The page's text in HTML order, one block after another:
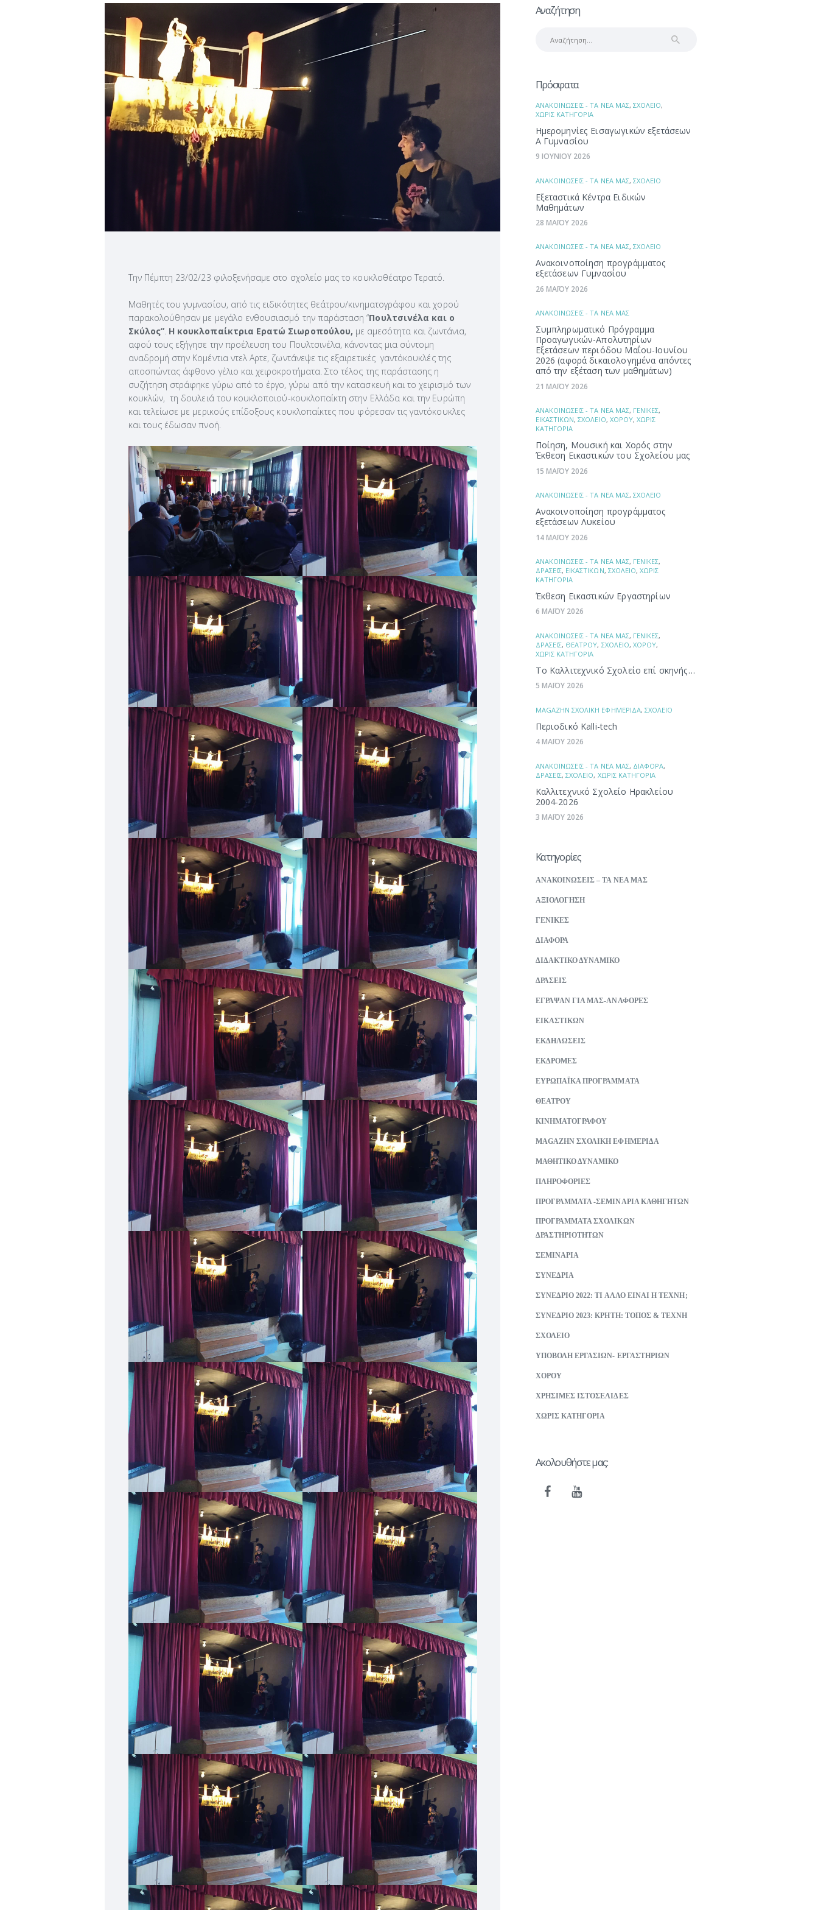
Την Πέμπτη 23/02/23 φιλοξενήσαμε στο σχολείο μας το κουκλοθέατρο Τερατό.
Μαθητές του γυμνασίου, από τις ειδικότητες θεάτρου/κινηματογράφου και χορού
παρακολούθησαν με μεγάλο ενθουσιασμό την παράσταση “Πουλτσινέλα και ο
Σκύλος”. Η κουκλοπαίκτρια Ερατώ Σιωροπούλου, με αμεσότητα και ζωντάνια,
αφού τους εξήγησε την προέλευση του Πουλτσινέλα, κάνοντας μια σύντομη
αναδρομή στην Κομέντια ντελ Αρτε, ζωντάνεψε τις εξαιρετικές γαντόκουκλές της
αποσπώντας άφθονο γέλιο και χειροκροτήματα. Στο τέλος της παράστασης η
συζήτηση στράφηκε γύρω από το έργο, γύρω από την κατασκευή και το χειρισμό των
κουκλών, τη δουλειά του κουκλοποιού-κουκλοπαίκτη στην Ελλάδα και την Ευρώπη
και τελείωσε με μερικούς επίδοξους κουκλοπαίκτες που φόρεσαν τις γαντόκουκλες
και τους έδωσαν πνοή.
Αναζήτηση
Πρόσφατα
ΑΝΑΚΟΙΝΩΣΕΙΣ - ΤΑ ΝΕΑ ΜΑΣ,ΣΧΟΛΕΙΟ,
ΧΩΡΙΣ ΚΑΤΗΓΟΡΙΑ
Ημερομηνίες Εισαγωγικών εξετάσεων
Α Γυμνασίου
9 ΙΟΥΝΙΟΥ 2026
ΑΝΑΚΟΙΝΩΣΕΙΣ - ΤΑ ΝΕΑ ΜΑΣ,ΣΧΟΛΕΙΟ
Εξεταστικά Κέντρα Ειδικών
Μαθημάτων
28 ΜΑΪΟΥ 2026
ΑΝΑΚΟΙΝΩΣΕΙΣ - ΤΑ ΝΕΑ ΜΑΣ,ΣΧΟΛΕΙΟ
Ανακοινοποίηση προγράμματος
εξετάσεων Γυμνασίου
26 ΜΑΪΟΥ 2026
ΑΝΑΚΟΙΝΩΣΕΙΣ - ΤΑ ΝΕΑ ΜΑΣ
Συμπληρωματικό Πρόγραμμα
Προαγωγικών-Απολυτηρίων
Εξετάσεων περιόδου Μαΐου-Ιουνίου
2026 (αφορά δικαιολογημένα απόντες
από την εξέταση των μαθημάτων)
21 ΜΑΪΟΥ 2026
ΑΝΑΚΟΙΝΩΣΕΙΣ - ΤΑ ΝΕΑ ΜΑΣ, ΓΕΝΙΚΕΣ,
ΕΙΚΑΣΤΙΚΩΝ,ΣΧΟΛΕΙΟ, ΧΟΡΟΥ,ΧΩΡΙΣ
ΚΑΤΗΓΟΡΙΑ
Ποίηση, Μουσική και Χορός στην
Έκθεση Εικαστικών του Σχολείου μας
15 ΜΑΪΟΥ 2026
ΑΝΑΚΟΙΝΩΣΕΙΣ - ΤΑ ΝΕΑ ΜΑΣ,ΣΧΟΛΕΙΟ
Ανακοινοποίηση προγράμματος
εξετάσεων Λυκείου
14 ΜΑΪΟΥ 2026
ΑΝΑΚΟΙΝΩΣΕΙΣ - ΤΑ ΝΕΑ ΜΑΣ, ΓΕΝΙΚΕΣ,
ΔΡΑΣΕΙΣ, ΕΙΚΑΣΤΙΚΩΝ, ΣΧΟΛΕΙΟ,ΧΩΡΙΣ
ΚΑΤΗΓΟΡΙΑ
Έκθεση Εικαστικών Εργαστηρίων
6 ΜΑΪΟΥ 2026
ΑΝΑΚΟΙΝΩΣΕΙΣ - ΤΑ ΝΕΑ ΜΑΣ, ΓΕΝΙΚΕΣ,
ΔΡΑΣΕΙΣ, ΘΕΑΤΡΟΥ, ΣΧΟΛΕΙΟ,ΧΟΡΟΥ,
ΧΩΡΙΣ ΚΑΤΗΓΟΡΙΑ
Το Καλλιτεχνικό Σχολείο επί σκηνής…
5 ΜΑΪΟΥ 2026
ΜAGAZHN ΣΧΟΛΙΚΗ ΕΦΗΜΕΡΙΔΑ,ΣΧΟΛΕΙΟ
Περιοδικό Kalli-tech
4 ΜΑΪΟΥ 2026
ΑΝΑΚΟΙΝΩΣΕΙΣ - ΤΑ ΝΕΑ ΜΑΣ, ΔΙΑΦΟΡΑ,
ΔΡΑΣΕΙΣ,ΣΧΟΛΕΙΟ, ΧΩΡΙΣ ΚΑΤΗΓΟΡΙΑ
Καλλιτεχνικό Σχολείο Ηρακλείου
2004-2026
3 ΜΑΪΟΥ 2026
Κατηγορίες
ΑΝΑΚΟΙΝΩΣΕΙΣ – ΤΑ ΝΕΑ ΜΑΣ
ΑΞΙΟΛΟΓΗΣΗ
ΓΕΝΙΚΕΣ
ΔΙΑΦΟΡΑ
ΔΙΔΑΚΤΙΚΟ ΔΥΝΑΜΙΚΟ
ΔΡΑΣΕΙΣ
ΕΓΡΑΨΑΝ ΓΙΑ ΜΑΣ-ΑΝΑΦΟΡΕΣ
ΕΙΚΑΣΤΙΚΩΝ
ΕΚΔΗΛΩΣΕΙΣ
ΕΚΔΡΟΜΕΣ
ΕΥΡΩΠΑΪΚΑ ΠΡΟΓΡΑΜΜΑΤΑ
ΘΕΑΤΡΟΥ
ΚΙΝΗΜΑΤΟΓΡΑΦΟΥ
ΜAGAZHN ΣΧΟΛΙΚΗ ΕΦΗΜΕΡΙΔΑ
ΜΑΘΗΤΙΚΟ ΔΥΝΑΜΙΚΟ
ΠΛΗΡΟΦΟΡΙΕΣ
ΠΡΟΓΡΑΜΜΑΤΑ -ΣΕΜΙΝΑΡΙΑ ΚΑΘΗΓΗΤΩΝ
ΠΡΟΓΡΑΜΜΑΤΑ ΣΧΟΛΙΚΩΝ
ΔΡΑΣΤΗΡΙΟΤΗΤΩΝ
ΣΕΜΙΝΑΡΙΑ
ΣΥΝΕΔΡΙΑ
ΣΥΝΕΔΡΙΟ 2022: ΤΙ ΑΛΛΟ ΕΙΝΑΙ Η ΤΕΧΝΗ;
ΣΥΝΕΔΡΙΟ 2023: ΚΡΗΤΗ: ΤΟΠΟΣ & ΤΕΧΝΗ
ΣΧΟΛΕΙΟ
ΥΠΟΒΟΛΗ ΕΡΓΑΣΙΩΝ- ΕΡΓΑΣΤΗΡΙΩΝ
ΧΟΡΟΥ
ΧΡΗΣΙΜΕΣ ΙΣΤΟΣΕΛΙΔΕΣ
ΧΩΡΙΣ ΚΑΤΗΓΟΡΙΑ
Ακολουθήστε μας: